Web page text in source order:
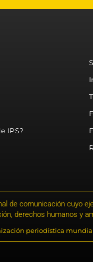
IPS?
de comunicación cuyo
derechos humanos y
periodística